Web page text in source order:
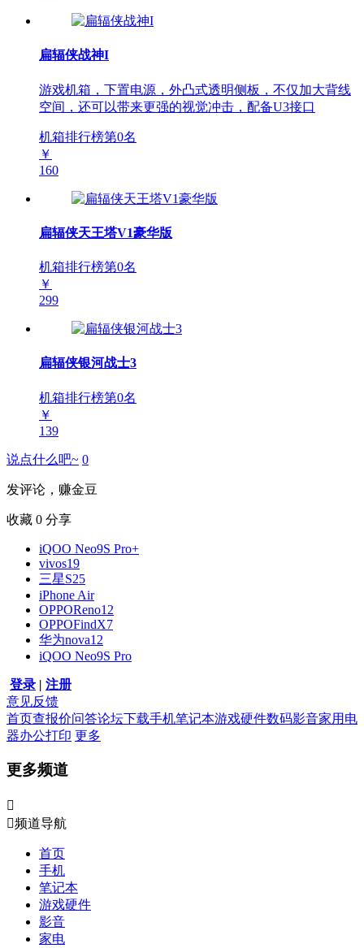
扁辐侠战神I
游戏机箱，下置电源，外凸式透明侧板，不仅加大背线
空间，还可以带来更强的视觉冲击，配备U3接口
机箱排行榜第0名
￥
160
扁辐侠天王塔V1豪华版
机箱排行榜第0名
￥
299
扁辐侠银河战士3
机箱排行榜第0名
￥
139
说点什么吧~ 0
发评论，赚金豆
收藏 0 分享
iQOO Neo9S Pro+
vivos19
三星S25
iPhone Air
OPPOReno12
OPPOFindX7
华为nova12
iQOO Neo9S Pro
登录 | 注册
意见反馈
首页查报价问答论坛下载手机笔记本游戏硬件数码影音家用电
器办公打印 更多
更多频道

频道导航
首页
手机
笔记本
游戏硬件
影音
家电